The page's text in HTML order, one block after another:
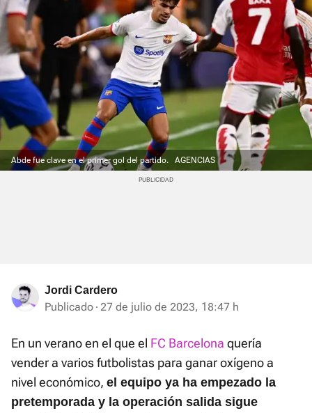
Abde fue clave en el primer gol del partido. AGENCIAS
Jordi Cardero
Publicado 27 de julio de 2023, 18:47 h
En un verano en el que el FC Barcelona quería
vender a varios futbolistas para ganar oxígeno a
nivel económico, el equipo ya ha empezado la
pretemporada y la operación salida sigue